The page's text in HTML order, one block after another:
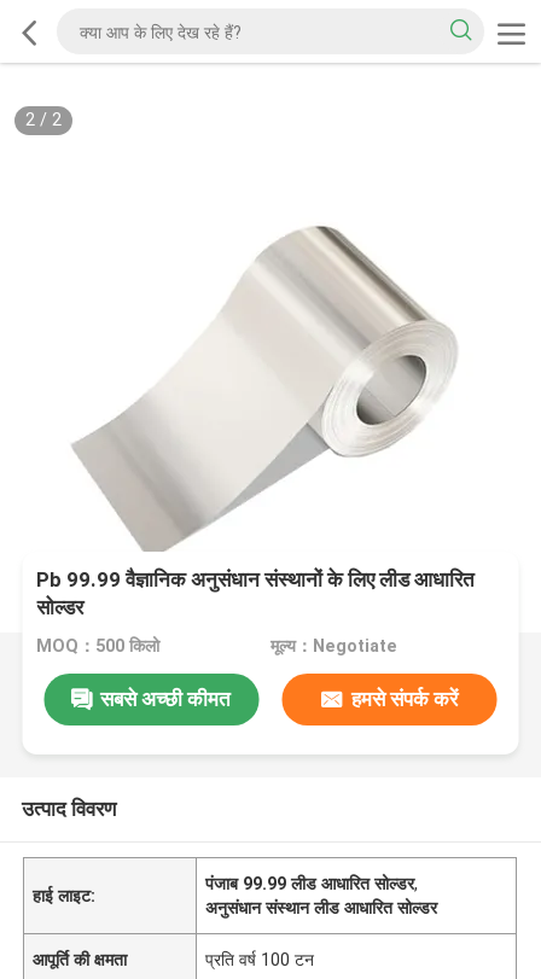
2/ 2
Pb 99.99 वैज्ञानिक अनुसंधान संस्थानों के लिए लीड आधारित
सोल्डर
MOQ：500 किलो मूल्य：Negotiate
सबसे अच्छी कीमत हमसे संपर्क करें
उत्पाद विवरण
हाई लाइट:
पंजाब 99.99 लीड आधारित सोल्डर,
अनुसंधान संस्थान लीड आधारित सोल्डर
आपूर्ति की क्षमता प्रति वर्ष 100 टन